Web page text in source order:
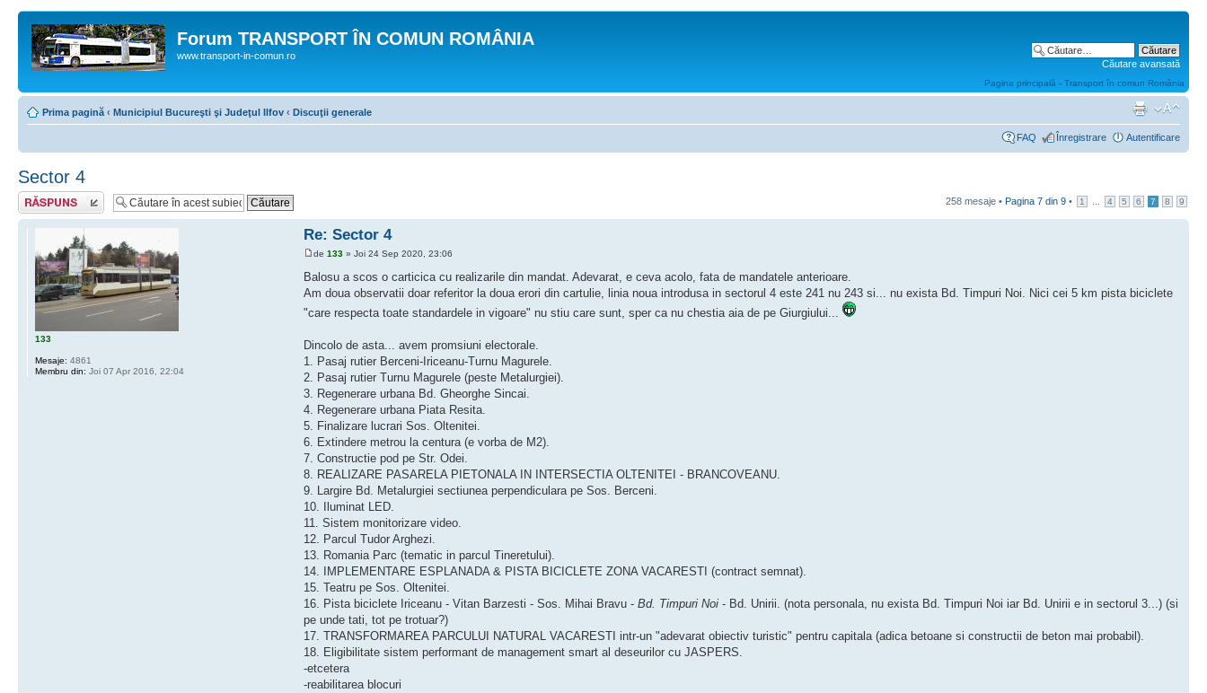
Forum TRANSPORT ÎN COMUN ROMÂNIA
www.transport-in-comun.ro
Căutare avansată
Pagina principală - Transport în comun România
Prima pagină ‹ Municipiul Bucureşti şi Judeţul Ilfov ‹ Discuţii generale
FAQ Înregistrare Autentificare
Sector 4
Răspunde 258 mesaje • Pagina 7 din 9 • 1 4 5 6 7 8 9
Re: Sector 4
de133 » Joi 24 Sep 2020, 23:06
Balosu a scos o carticica cu realizarile din mandat. Adevarat, e ceva acolo, fata de mandatele anterioare.
Am doua observatii doar referitor la doua erori din cartulie, linia noua introdusa in sectorul 4 este 241 nu 243 si... nu exista Bd. Timpuri Noi. Nici cei 5 km pista biciclete
"care respecta toate standardele in vigoare" nu stiu care sunt, sper ca nu chestia aia de pe Giurgiului...
Dincolo de asta... avem promsiuni electorale.
1. Pasaj rutier Berceni-Iriceanu-Turnu Magurele.
2. Pasaj rutier Turnu Magurele (peste Metalurgiei).
3. Regenerare urbana Bd. Gheorghe Sincai.
4. Regenerare urbana Piata Resita.
5. Finalizare lucrari Sos. Oltenitei.
6. Extindere metrou la centura (e vorba de M2).
7. Constructie pod pe Str. Odei.
8. REALIZARE PASARELA PIETONALA IN INTERSECTIA OLTENITEI - BRANCOVEANU.
9. Largire Bd. Metalurgiei sectiunea perpendiculara pe Sos. Berceni.
10. Iluminat LED.
11. Sistem monitorizare video.
12. Parcul Tudor Arghezi.
13. Romania Parc (tematic in parcul Tineretului).
14. IMPLEMENTARE ESPLANADA & PISTA BICICLETE ZONA VACARESTI (contract semnat).
15. Teatru pe Sos. Oltenitei.
16. Pista biciclete Iriceanu - Vitan Barzesti - Sos. Mihai Bravu -Bd. Timpuri Noi - Bd. Unirii. (nota personala, nu exista Bd. Timpuri Noi iar Bd. Unirii e in sectorul 3...) (si
pe unde tati, tot pe trotuar?)
17. TRANSFORMAREA PARCULUI NATURAL VACARESTI intr-un "adevarat obiectiv turistic" pentru capitala (adica betoane si constructii de beton mai probabil).
18. Eligibilitate sistem performant de management smart al deseurilor cu JASPERS.
-etcetera
-reabilitarea blocuri
133
Mesaje: 4861
Membru din: Joi 07 Apr 2016, 22:04